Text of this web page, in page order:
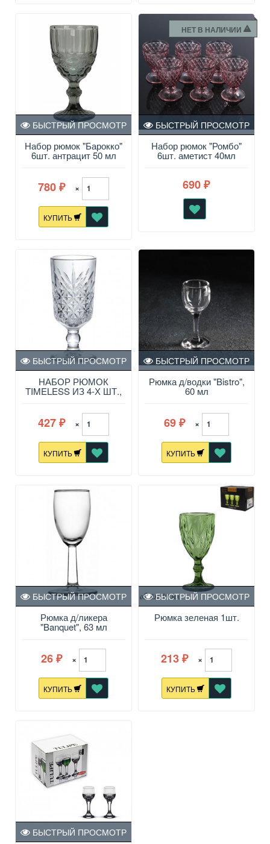
Набор рюмок "Барокко"
6шт. антрацит 50 мл
БЫСТРЫЙ ПРОСМОТР
780 ₽ ×
КУПИТЬ
НЕТ В НАЛИЧИИ
Набор рюмок "Ромбо"
6шт. аметист 40мл
БЫСТРЫЙ ПРОСМОТР
690 ₽
НАБОР РЮМОК
TIMELESS ИЗ 4-Х ШТ.,
БЫСТРЫЙ ПРОСМОТР
427 ₽ ×
КУПИТЬ
Рюмка д/водки "Bistro",
60 мл
БЫСТРЫЙ ПРОСМОТР
69 ₽ ×
КУПИТЬ
Рюмка д/ликера
"Banquet", 63 мл
БЫСТРЫЙ ПРОСМОТР
26 ₽ ×
КУПИТЬ
Рюмка зеленая 1шт.
БЫСТРЫЙ ПРОСМОТР
213 ₽ ×
КУПИТЬ
БЫСТРЫЙ ПРОСМОТР